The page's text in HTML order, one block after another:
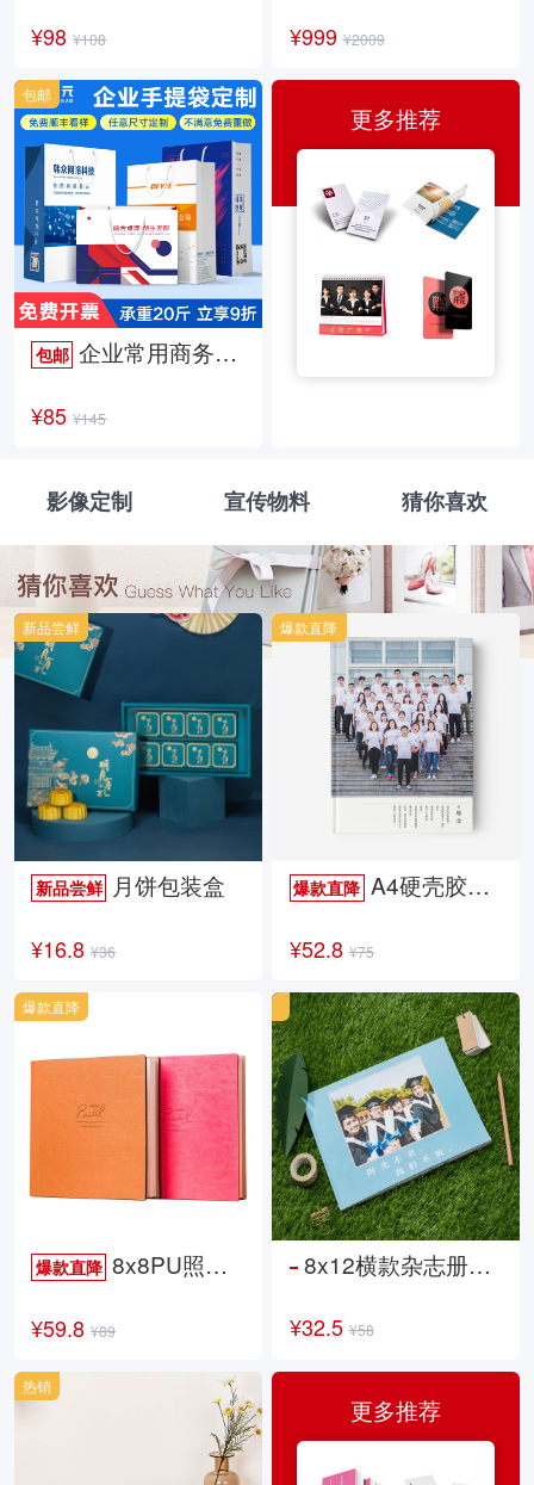
¥98 ¥108 ¥999 ¥2009
包邮 企业常用商务手提袋
¥85 ¥145
包邮
更多推荐
影像定制 宣传物料 猜你喜欢
新品尝鲜 月饼包装盒
¥16.8 ¥36
新品尝鲜
爆款直降A4硬壳胶装照片书34p哑膜
¥52.8 ¥75
爆款直降
爆款直降 8x8PU照片书NewLife
¥59.8 ¥89
爆款直降
8x12横款杂志册26p
¥32.5 ¥58
热销
更多推荐